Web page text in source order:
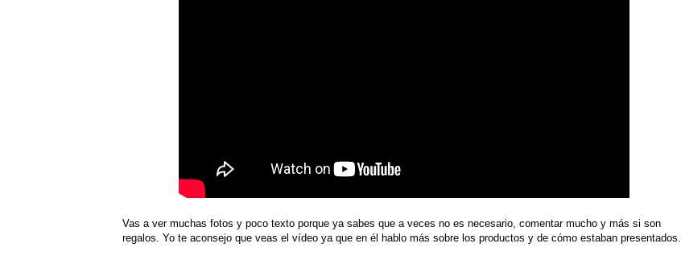
Vas a ver muchas fotos y poco texto porque ya sabes que a veces no es necesario, comentar mucho y más si son
regalos. Yo te aconsejo que veas el vídeo ya que en él hablo más sobre los productos y de cómo estaban presentados.